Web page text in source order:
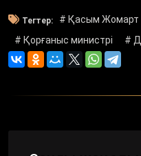
Тегтер: # Қасым Жомарт
# Қорғаныс министрі
#